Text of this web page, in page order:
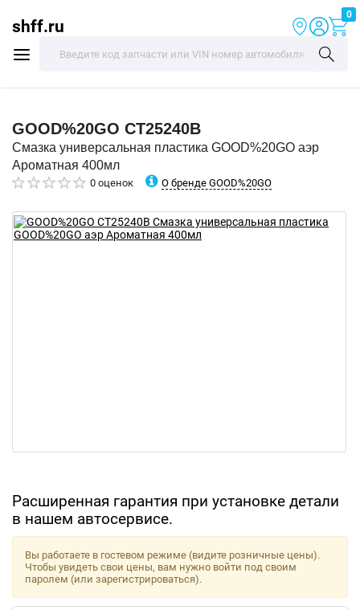
shff.ru
0
GOOD%20GO CT25240B
Смазка универсальная пластика GOOD%20GO аэр
Ароматная 400мл
0 оценок О бренде GOOD%20GO
Расширенная гарантия при установке детали
в нашем автосервисе.
Вы работаете в гостевом режиме (видите розничные цены).
Чтобы увидеть свои цены, вам нужно войти под своим
паролем (или зарегистрироваться).